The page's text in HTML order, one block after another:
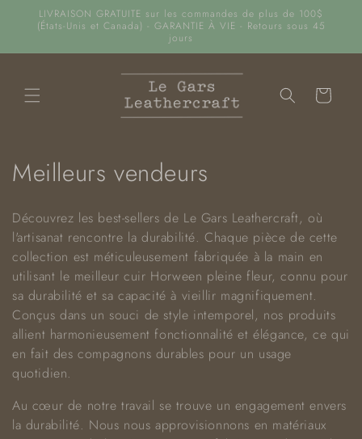
passer au
contenu
LIVRAISON GRATUITE sur les commandes de plus de 100$
(États-Unis et Canada) - GARANTIE À VIE - Retours sous 45
jours
Panier
C
l
l
e
c
t
i
o
Meilleurs vendeurs
Découvrez les best-sellers de Le Gars Leathercraft, où
l'artisanat rencontre la durabilité. Chaque pièce de cette
collection est méticuleusement fabriquée à la main en
utilisant le meilleur cuir Horween pleine fleur, connu pour
sa durabilité et sa capacité à vieillir magnifiquement.
Conçus dans un souci de style intemporel, nos produits
allient harmonieusement fonctionnalité et élégance, ce qui
en fait des compagnons durables pour un usage
quotidien.
Au cœur de notre travail se trouve un engagement envers
la durabilité. Nous nous approvisionnons en matériaux